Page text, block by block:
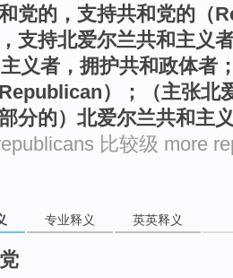
党的，支持共和党的（
支持北爱尔兰共和主义
义者，拥护共和政体者
）；（主张北
分的）北爱尔兰共和主
比较级 more
专业释义 英英释义